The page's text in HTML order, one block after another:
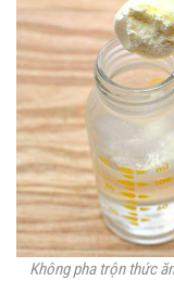
Không pha trộn thức